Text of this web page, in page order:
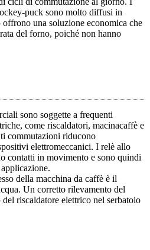
puck sono molto diffusi in
una soluzione economica che
del forno, poiché non hanno
sono soggette a frequenti
come riscaldatori, macinacaffè e
commutazioni riducono
elettromeccanici. I relè allo
contatti in movimento e sono quindi
della macchina da caffè è il
Un corretto rilevamento del
riscaldatore elettrico nel serbatoio